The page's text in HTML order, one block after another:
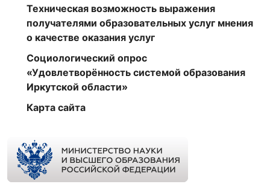
Техническая возможность выражения
получателями образовательных услуг мнения
о качестве оказания услуг
Социологический опрос
«Удовлетворённость системой образования
Иркутской области»
Карта сайта